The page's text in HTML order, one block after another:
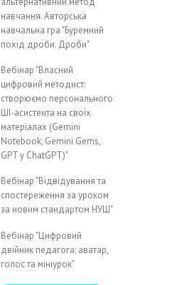
навчання. Авторська
навчальна гра "Буремний
похід дроби. Дроби"
Вебінар "Власний
цифровий методист:
створюємо персонального
ШІ-асистента на своїх
матеріалах (Gemini
Notebook, Gemini Gems,
GPT у ChatGPT)"
Вебінар "Відвідування та
спостереження за уроком
за новим стандартом НУШ"
Вебінар "Цифровий
двійник педагога: аватар,
голос та мініурок"